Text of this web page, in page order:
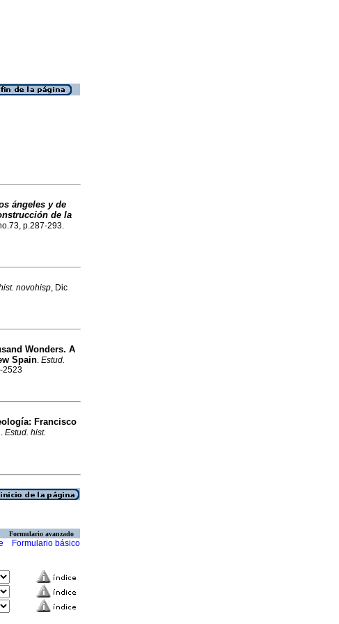
ángeles y de
de la
p.287-293.
novohisp, Dic
Wonders. A
Spain. Estud.
2523
: Francisco
. Estud. hist.
Formulario avanzado
Formulario básico